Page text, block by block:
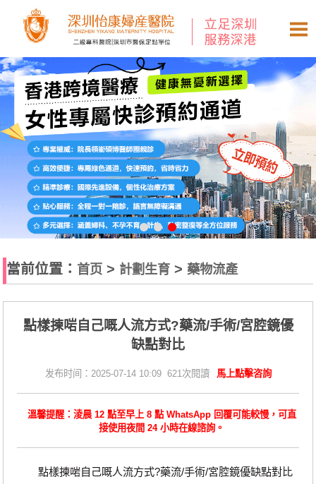
當前位置： 首页 > 計劃生育 > 藥物流產
點樣揀啱自己嘅人流方式?藥流/手術/宮腔鏡優
缺點對比
发布时间：2025-07-14 10:09 621次閱讀 馬上點擊咨詢
溫馨提醒：淩晨 12 點至早上 8 點 WhatsApp 回覆可能較慢，可直
接使用夜間 24 小時在線諮詢。
點樣揀啱自己嘅人流方式?藥流/手術/宮腔鏡優缺點對比